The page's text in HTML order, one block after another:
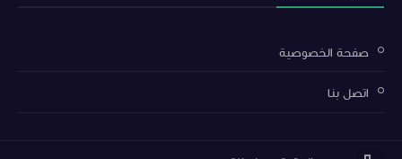
صفحة الخصوصية
اتصل بنا